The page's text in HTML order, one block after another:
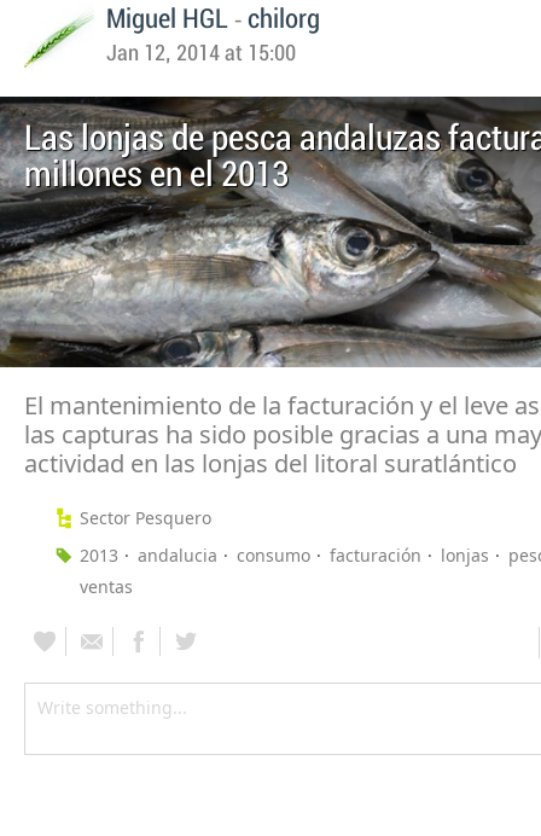
Miguel HGL - chilorg
Jan 12, 2014 at 15:00
Las lonjas de pesca andaluzas
millones en el 2013
El mantenimiento de la facturación y el leve
las capturas ha sido posible gracias a una
actividad en las lonjas del litoral suratlántico
Sector Pesquero
2013
andalucia consumo facturación lonjas
ventas